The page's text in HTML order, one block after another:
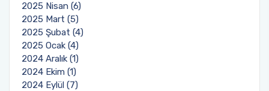
2025 Nisan (6)
2025 Mart (5)
2025 Şubat (4)
2025 Ocak (4)
2024 Aralık (1)
2024 Ekim (1)
2024 Eylül (7)